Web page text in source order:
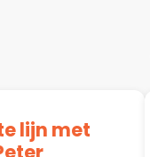
lijn met